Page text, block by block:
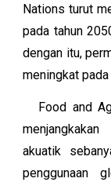
Nations turut
pada tahun
dengan itu,
meningkat
Food and
akuatik
penggunaan